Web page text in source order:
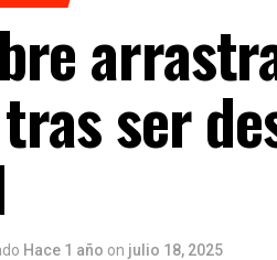
ser
Hace 1 año on julio 18, 2025